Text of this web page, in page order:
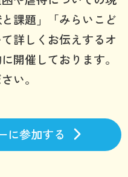
課題」「みらいこど
詳しくお伝えするオ
開催しております。
い。
に参加する